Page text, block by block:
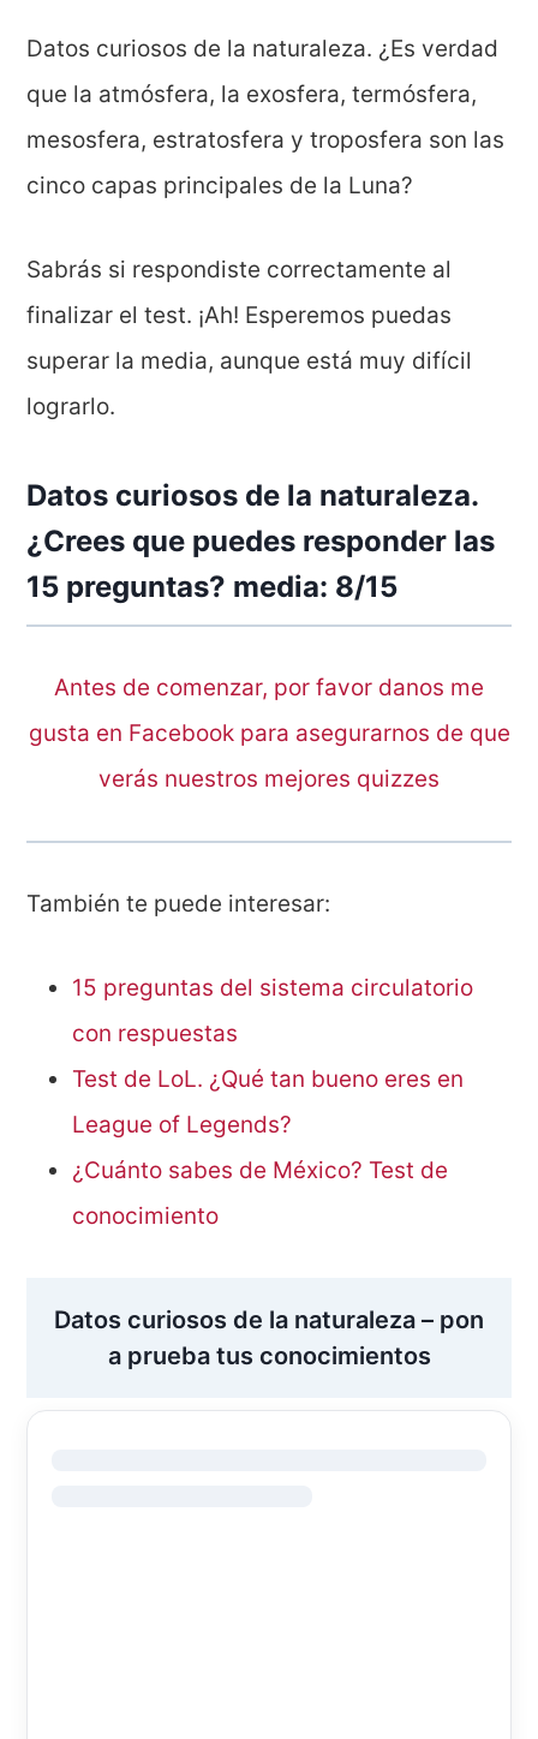
Datos curiosos de la naturaleza. ¿Es verdad
que la atmósfera, la exosfera, termósfera,
mesosfera, estratosfera y troposfera son las
cinco capas principales de la Luna?
Sabrás si respondiste correctamente al
finalizar el test. ¡Ah! Esperemos puedas
superar la media, aunque está muy difícil
lograrlo.
Datos curiosos de la naturaleza.
¿Crees que puedes responder las
15 preguntas? media: 8/15
Antes de comenzar, por favor danos me
gusta en Facebook para asegurarnos de que
verás nuestros mejores quizzes
También te puede interesar:
15 preguntas del sistema circulatorio
con respuestas
Test de LoL. ¿Qué tan bueno eres en
League of Legends?
¿Cuánto sabes de México? Test de
conocimiento
Datos curiosos de la naturaleza – pon
a prueba tus conocimientos